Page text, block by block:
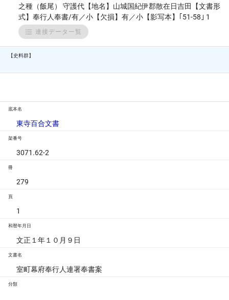
之種（飯尾） 守護代【地名】山城国紀伊郡散在日吉田【文書形
式】奉行人奉書/有／小【欠損】有／小【影写本】｢51-58｣ 1
連接データ一覧
【史料群】
底本名
東寺百合文書
架番号
3071.62-2
冊
279
頁
1
和暦年月日
文正１年１０月９日
文書名
室町幕府奉行人連署奉書案
分類